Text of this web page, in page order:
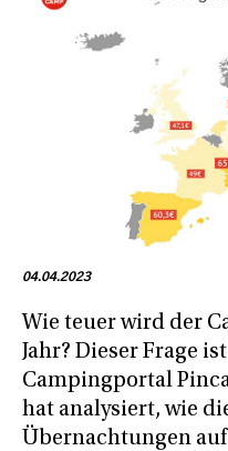
04.04.2023
Wie teuer wird der
Jahr? Dieser Frage
Campingportal
hat analysiert, wie
Übernachtungen